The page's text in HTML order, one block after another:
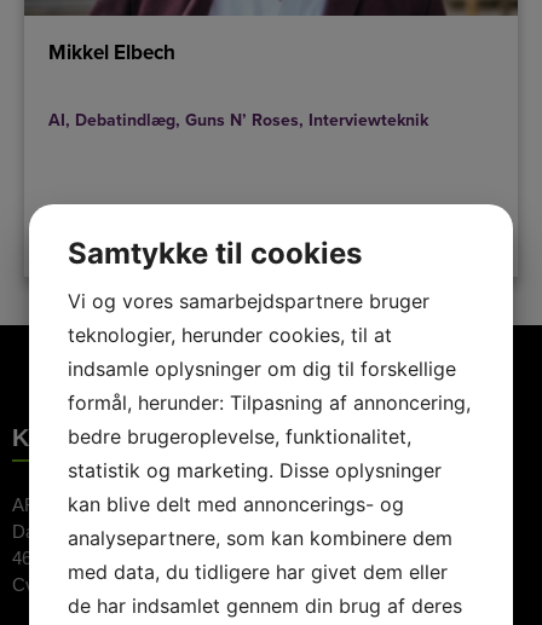
Mikkel Elbech
AI, Debatindlæg, Guns N’ Roses, Interviewteknik
KONTAKTINFORMATION
ARTE Booking ApS
Dalvej 11
4690 Haslev
Cvr.nr: 26744520
Samtykke til cookies
Vi og vores samarbejdspartnere bruger
teknologier, herunder cookies, til at
indsamle oplysninger om dig til forskellige
formål, herunder: Tilpasning af annoncering,
bedre brugeroplevelse, funktionalitet,
statistik og marketing. Disse oplysninger
kan blive delt med annoncerings- og
analysepartnere, som kan kombinere dem
med data, du tidligere har givet dem eller
de har indsamlet gennem din brug af deres